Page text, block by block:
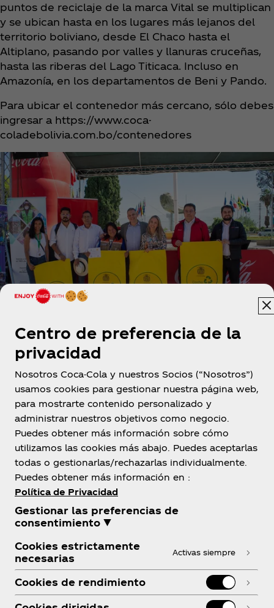
puntos de reciclaje de la marca Vital se multiplican
y se ubican hasta en los lugares más lejanos del
territorio boliviano, desde El Chaco hasta el
Altiplano, pasando por valles y llanuras cruceñas,
hasta las riberas del Lago Titicaca. Incluso en
Amazonía, en los departamentos de Beni y Pando.
Para ubicar el contenedor más cercano, sólo debes
ingresar a https://www.coca-
coladebolivia.com.bo/contenedores
Bolivia
Sobre Nosotros
¿Necesitas ayuda?
Centro de preferencia de la
privacidad
Nosotros Coca-Cola y nuestros Socios (“Nosotros”)
usamos cookies para gestionar nuestra página web,
para mostrarte contenido personalizado y
administrar nuestros objetivos como negocio.
Puedes obtener más información sobre cómo
utilizamos las cookies más abajo. Puedes aceptarlas
todas o gestionarlas/rechazarlas individualmente.
Puedes obtener más información en :
Política de Privacidad
Gestionar las preferencias de
consentimiento ▼
Cookies estrictamente
necesarias
Activas siempre
Cookies de rendimiento